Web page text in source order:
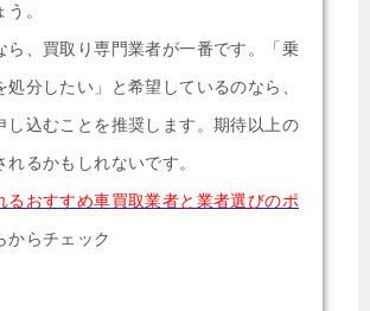
。
ら、買取り専門業者が一番です。「乗
処分したい」と希望しているのなら、
し込むことを推奨します。期待以上の
るかもしれないです。
るおすすめ車買取業者と業者選びのポ
からチェック